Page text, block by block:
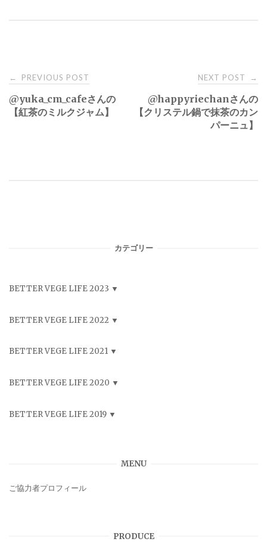
Post
navigation
← PREVIOUS POST
@yuka_cm_cafeさんの
【紅茶のミルクジャム】
NEXT POST →
@happyriechanさんの
【クリステル鍋で抹茶のカン
パーニュ】
カテゴリー
BETTER VEGE LIFE 2023
BETTER VEGE LIFE 2022
BETTER VEGE LIFE 2021
BETTER VEGE LIFE 2020
BETTER VEGE LIFE 2019
MENU
ご協力者プロフィール
PRODUCE